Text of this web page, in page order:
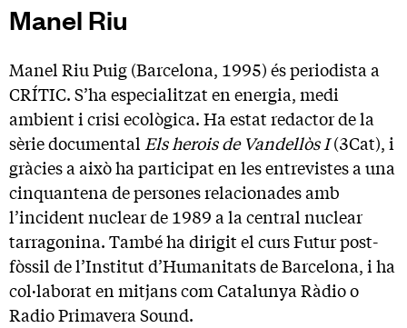
Manel Riu
Manel Riu Puig (Barcelona, 1995) és periodista a
CRÍTIC. S’ha especialitzat en energia, medi
ambient i crisi ecològica. Ha estat redactor de la
sèrie documentalEls herois de Vandellòs I(3Cat), i
gràcies a això ha participat en les entrevistes a una
cinquantena de persones relacionades amb
l’incident nuclear de 1989 a la central nuclear
tarragonina. També ha dirigit el curs Futur post-
fòssil de l’Institut d’Humanitats de Barcelona, i ha
col·laborat en mitjans com Catalunya Ràdio o
Radio Primavera Sound.